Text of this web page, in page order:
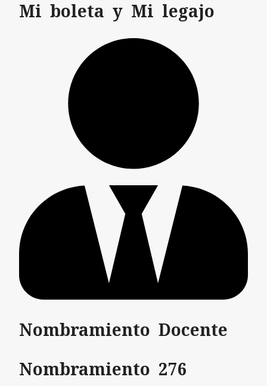
Mi boleta y Mi legajo
Nombramiento Docente
Nombramiento 276